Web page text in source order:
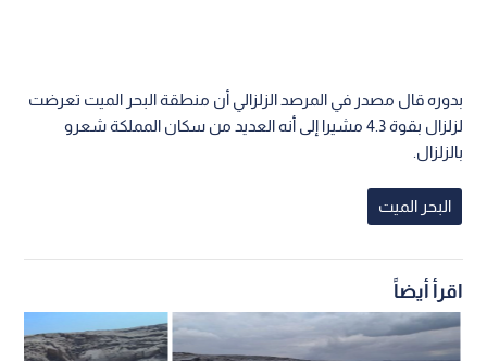
بدوره قال مصدر في المرصد الزلزالي أن منطقة البحر الميت تعرضت
لزلزال بقوة 4.3 مشيرا إلى أنه العديد من سكان المملكة شعرو
بالزلزال.
البحر الميت
اقرأ أيضاً